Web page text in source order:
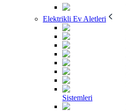
Elektrikli Ev Aletleri
Sistemleri